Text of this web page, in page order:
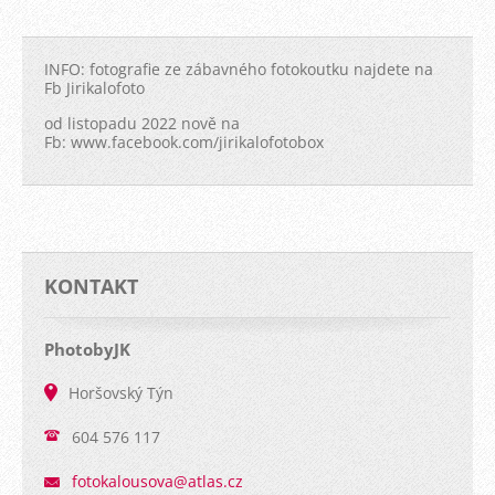
INFO: fotografie ze zábavného fotokoutku najdete na
Fb Jirikalofoto
od listopadu 2022 nově na
Fb: www.facebook.com/jirikalofotobox
KONTAKT
PhotobyJK
Horšovský Týn
604 576 117
fotokalousova@atlas.cz